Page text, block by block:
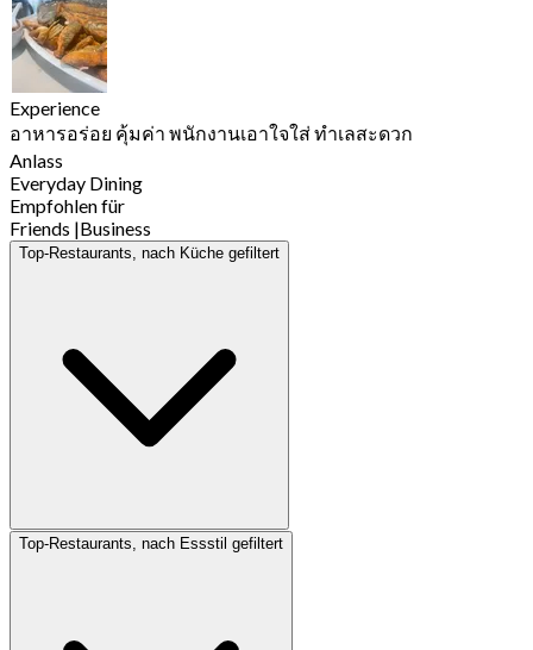
Experience
อาหารอร่อย คุ้มค่า พนักงานเอาใจใส่ ทำเลสะดวก
Anlass
Everyday Dining
Empfohlen für
Friends |Business
Top-Restaurants, nach Küche gefiltert
Top-Restaurants, nach Essstil gefiltert